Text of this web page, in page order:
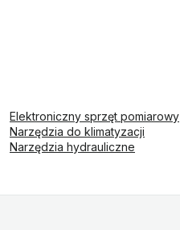
Elektroniczny sprzęt pomiarowy
Narzędzia do klimatyzacji
Narzędzia hydrauliczne